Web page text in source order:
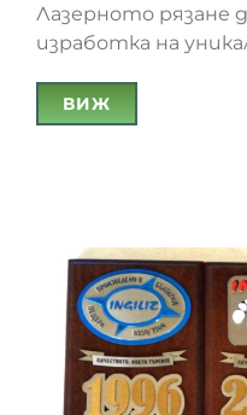
Лазерното рязане
изработка на
ВИЖ